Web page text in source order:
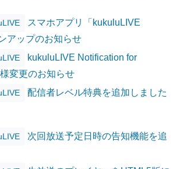
スマホアプリ「kukuluLIVE
アップのお知らせ
kukuluLIVE Notification for
変更のお知らせ
配信者レベル特典を追加しました
次回放送予定日時の告知機能を追